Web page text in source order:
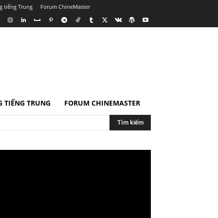
tiếng Trung Forum ChineMaster
TIẾNG TRUNG FORUM CHINEMASTER
Tìm kiếm